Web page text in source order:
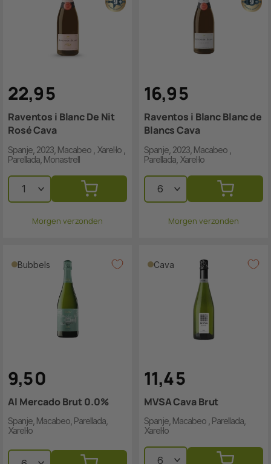
22,95
Raventos i Blanc De Nit
Rosé Cava
Spanje, 2023, Macabeo , Xarel·lo ,
Parellada, Monastrell
Morgen verzonden
16,95
Raventos i Blanc Blanc de
Blancs Cava
Spanje, 2023, Macabeo ,
Parellada, Xarel·lo
Morgen verzonden
Bubbels
9,50
Al Mercado Brut 0.0%
Spanje, Macabeo, Parellada,
Xarel·lo
Cava
11,45
MVSA Cava Brut
Spanje, Macabeo , Parellada,
Xarel·lo